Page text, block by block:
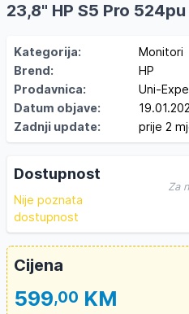
23,8" HP S5 Pro
Kategorija:
Monitori
Brend:
HP
Prodavnica:
Uni-
Datum objave:
Zadnji update:
prije 2
Dostupnost
Nije poznata
dostupnost
Za
Cijena
599,00 KM